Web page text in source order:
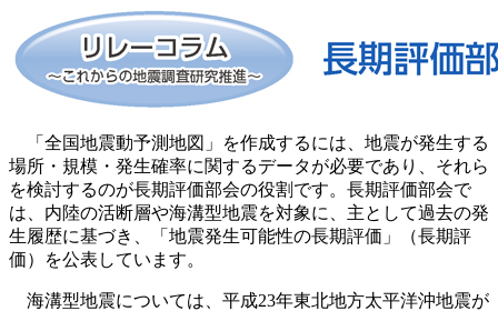
「全国地震動予測地図」を作成するには、地震が発生する
場所・規模・発生確率に関するデータが必要であり、それら
を検討するのが長期評価部会の役割です。長期評価部会で
は、内陸の活断層や海溝型地震を対象に、主として過去の発
生履歴に基づき、「地震発生可能性の長期評価」（長期評
価）を公表しています。
海溝型地震については、平成23年東北地方太平洋沖地震が